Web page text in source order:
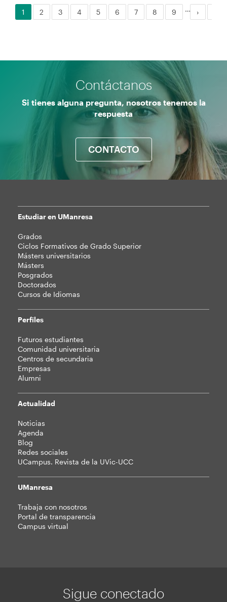
Página
1 Página
2 Página
3 Página
4 Página
5 Página
6 Página
7 Página
8 Página
9 … ›
Contáctanos
Si tienes alguna pregunta, nosotros tenemos la
respuesta
CONTACTO
Mapa
web
Estudiar en UManresa
Grados
Ciclos Formativos de Grado Superior
Másters universitarios
Másters
Posgrados
Doctorados
Cursos de Idiomas
Perfiles
Futuros estudiantes
Comunidad universitaria
Centros de secundaria
Empresas
Alumni
Actualidad
Noticias
Agenda
Blog
Redes sociales
UCampus. Revista de la UVic-UCC
UManresa
Trabaja con nosotros
Portal de transparencia
Campus virtual
Sigue conectado